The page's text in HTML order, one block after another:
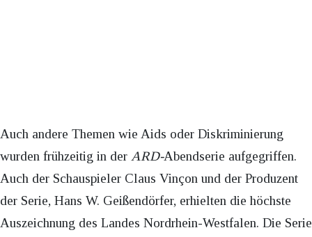
Auch andere Themen wie Aids oder Diskriminierung
wurden frühzeitig in der ARD-Abendserie aufgegriffen.
Auch der Schauspieler Claus Vinçon und der Produzent
der Serie, Hans W. Geißendörfer, erhielten die höchste
Auszeichnung des Landes Nordrhein-Westfalen. Die Serie